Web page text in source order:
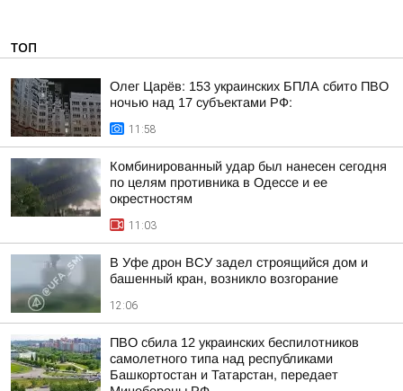
ТОП
Олег Царёв: 153 украинских БПЛА сбито ПВО
ночью над 17 субъектами РФ:
11:58
Комбинированный удар был нанесен сегодня
по целям противника в Одессе и ее
окрестностям
11:03
В Уфе дрон ВСУ задел строящийся дом и
башенный кран, возникло возгорание
12:06
ПВО сбила 12 украинских беспилотников
самолетного типа над республиками
Башкортостан и Татарстан, передает